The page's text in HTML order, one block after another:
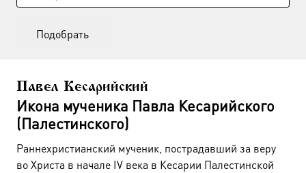
Подобрать
Павел Кесарийский
Икона мученика Павла Кесарийского
(Палестинского)
Раннехристианский мученик, пострадавший за веру
во Христа в начале IV века в Кесарии Палестинской